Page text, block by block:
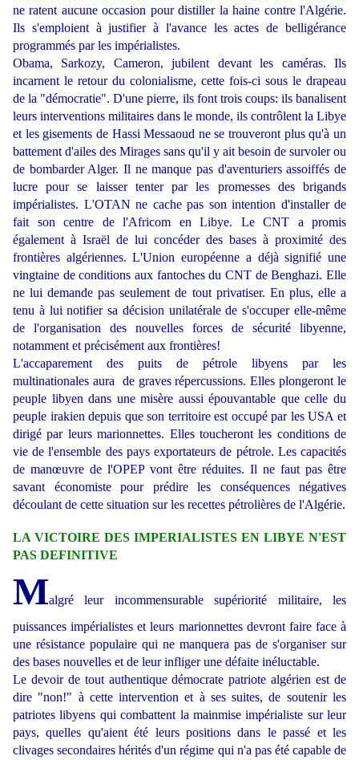
ne ratent aucune occasion pour distiller la haine contre l'Algérie.
Ils s'emploient à justifier à l'avance les actes de belligérance
programmés par les impérialistes.
Obama, Sarkozy, Cameron, jubilent devant les caméras. Ils
incarnent le retour du colonialisme, cette fois-ci sous le drapeau
de la "démocratie". D'une pierre, ils font trois coups: ils banalisent
leurs interventions militaires dans le monde, ils contrôlent la Libye
et les gisements de Hassi Messaoud ne se trouveront plus qu'à un
battement d'ailes des Mirages sans qu'il y ait besoin de survoler ou
de bombarder Alger. Il ne manque pas d'aventuriers assoiffés de
lucre pour se laisser tenter par les promesses des brigands
impérialistes. L'OTAN ne cache pas son intention d'installer de
fait son centre de l'Africom en Libye. Le CNT a promis
également à Israël de lui concéder des bases à proximité des
frontières algériennes. L'Union européenne a déjà signifié une
vingtaine de conditions aux fantoches du CNT de Benghazi. Elle
ne lui demande pas seulement de tout privatiser. En plus, elle a
tenu à lui notifier sa décision unilatérale de s'occuper elle-même
de l'organisation des nouvelles forces de sécurité libyenne,
notamment et précisément aux frontières!
L'accaparement des puits de pétrole libyens par les
multinationales aura de graves répercussions. Elles plongeront le
peuple libyen dans une misère aussi épouvantable que celle du
peuple irakien depuis que son territoire est occupé par les USA et
dirigé par leurs marionnettes. Elles toucheront les conditions de
vie de l'ensemble des pays exportateurs de pétrole. Les capacités
de manœuvre de l'OPEP vont être réduites. Il ne faut pas être
savant économiste pour prédire les conséquences négatives
découlant de cette situation sur les recettes pétrolières de l'Algérie.
LA VICTOIRE DES IMPERIALISTES EN LIBYE N'EST
PAS DEFINITIVE
Malgré leur incommensurable supériorité militaire, les
puissances impérialistes et leurs marionnettes devront faire face à
une résistance populaire qui ne manquera pas de s'organiser sur
des bases nouvelles et de leur infliger une défaite inéluctable.
Le devoir de tout authentique démocrate patriote algérien est de
dire "non!" à cette intervention et à ses suites, de soutenir les
patriotes libyens qui combattent la mainmise impérialiste sur leur
pays, quelles qu'aient été leurs positions dans le passé et les
clivages secondaires hérités d'un régime qui n'a pas été capable de